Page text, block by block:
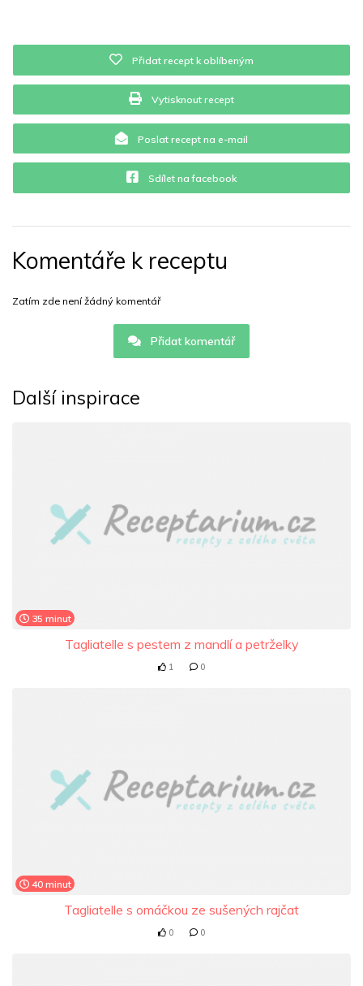
Přidat recept k oblíbeným
Vytisknout recept
Poslat recept na e-mail
Sdílet na facebook
Komentáře k receptu
Zatím zde není žádný komentář
Přidat komentář
Další inspirace
35 minut
Tagliatelle s pestem z mandlí a petrželky
1 0
40 minut
Tagliatelle s omáčkou ze sušených rajčat
0 0